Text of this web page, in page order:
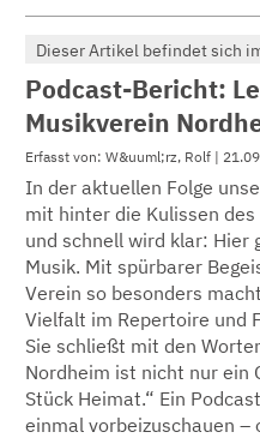
Dieser Artikel befindet sich
Podcast-Bericht:
Musikverein
Erfasst von: W&uuml;rz, Rolf |
In der aktuellen Folge
mit hinter die Kulissen
und schnell wird klar: Hier
Musik. Mit spürbarer
Verein so besonders
Vielfalt im Repertoire und
Sie schließt mit den
Nordheim ist nicht nur ein
Stück Heimat.“ Ein
einmal vorbeizuschauen –